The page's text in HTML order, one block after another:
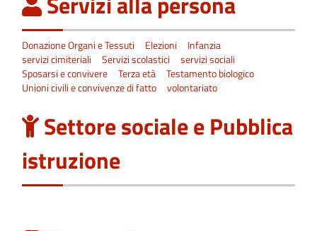
Donazione Organi e Tessuti Elezioni
Infanzia
servizi cimiteriali
Servizi scolastici
servizi sociali
Sposarsi e convivere
Terza età
Testamento biologico
Unioni civili e convivenze di fatto
volontariato
Settore sociale e Pubblica
istruzione